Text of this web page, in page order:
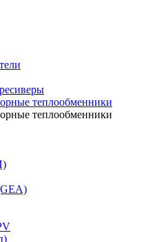
теплообменники
теплообменники